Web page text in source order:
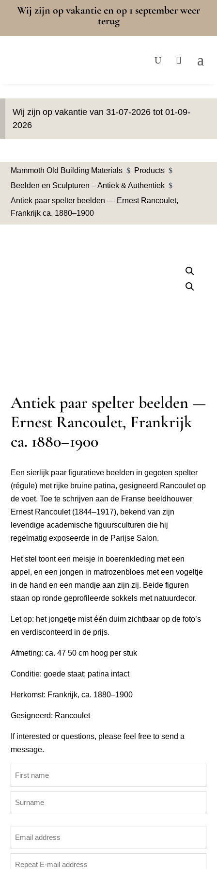
Wij zijn op vakantie en op 1 september weer
terug
Wij zijn op vakantie van 31-07-2026 tot 01-09-
2026
Mammoth Old Building Materials $ Products $
Beelden en Sculpturen – Antiek & Authentiek $
Antiek paar spelter beelden — Ernest Rancoulet,
Frankrijk ca. 1880–1900
Antiek paar spelter beelden —
Ernest Rancoulet, Frankrijk
ca. 1880–1900
Een sierlijk paar figuratieve beelden in gegoten spelter
(régule) met rijke bruine patina, gesigneerd Rancoulet op
de voet. Toe te schrijven aan de Franse beeldhouwer
Ernest Rancoulet (1844–1917), bekend van zijn
levendige academische figuursculturen die hij
regelmatig exposeerde in de Parijse Salon.
Het stel toont een meisje in boerenkleding met een
appel, en een jongen in matrozenbloes met een vogeltje
in de hand en een mandje aan zijn zij. Beide figuren
staan op ronde geprofileerde sokkels met natuurdecor.
Let op: het jongetje mist één duim zichtbaar op de foto’s
en verdisconteerd in de prijs.
Afmeting: ca. 47 50 cm hoog per stuk
Conditie: goede staat; patina intact
Herkomst: Frankrijk, ca. 1880–1900
Gesigneerd: Rancoulet
If interested or questions, please feel free to send a
message.